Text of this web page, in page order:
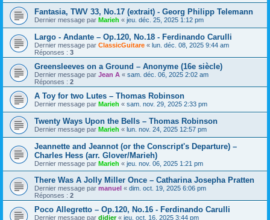
Fantasia, TWV 33, No.17 (extrait) - Georg Philipp Telemann
Dernier message par Marieh « jeu. déc. 25, 2025 1:12 pm
Largo - Andante – Op.120, No.18 - Ferdinando Carulli
Dernier message par ClassicGuitare « lun. déc. 08, 2025 9:44 am
Réponses : 3
Greensleeves on a Ground – Anonyme (16e siècle)
Dernier message par Jean A « sam. déc. 06, 2025 2:02 am
Réponses : 2
A Toy for two Lutes – Thomas Robinson
Dernier message par Marieh « sam. nov. 29, 2025 2:33 pm
Twenty Ways Upon the Bells – Thomas Robinson
Dernier message par Marieh « lun. nov. 24, 2025 12:57 pm
Jeannette and Jeannot (or the Conscript's Departure) –
Charles Hess (arr. Glover/Marieh)
Dernier message par Marieh « jeu. nov. 06, 2025 1:21 pm
There Was A Jolly Miller Once – Catharina Josepha Pratten
Dernier message par manuel « dim. oct. 19, 2025 6:06 pm
Réponses : 2
Poco Allegretto – Op.120, No.16 - Ferdinando Carulli
Dernier message par didier« jeu. oct. 16, 2025 3:44 pm